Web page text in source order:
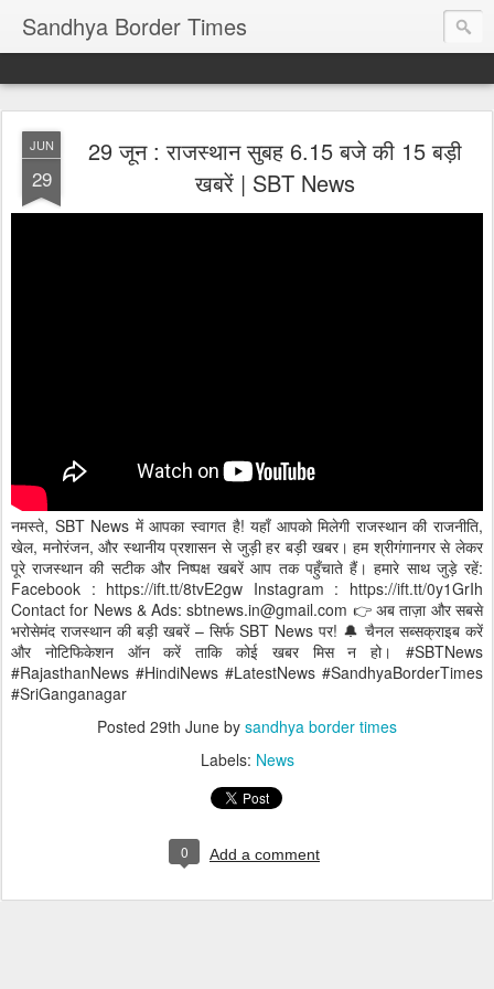
Sandhya Border Times
JUN
29
29 जून : राजस्थान सुबह 6.15 बजे की 15 बड़ी
खबरें | SBT News
नमस्ते, SBT News में आपका स्वागत है! यहाँ आपको मिलेगी राजस्थान की राजनीति,
खेल, मनोरंजन, और स्थानीय प्रशासन से जुड़ी हर बड़ी खबर। हम श्रीगंगानगर से लेकर
पूरे राजस्थान की सटीक और निष्पक्ष खबरें आप तक पहुँचाते हैं। हमारे साथ जुड़े रहें:
Facebook : https://ift.tt/8tvE2gw Instagram : https://ift.tt/0y1GrIh
Contact for News & Ads: sbtnews.in@gmail.com 👉 अब ताज़ा और सबसे
भरोसेमंद राजस्थान की बड़ी खबरें – सिर्फ SBT News पर! 🔔 चैनल सब्सक्राइब करें
और नोटिफिकेशन ऑन करें ताकि कोई खबर मिस न हो। #SBTNews
#RajasthanNews #HindiNews #LatestNews #SandhyaBorderTimes
#SriGanganagar
Posted 29th June by sandhya border times
Labels: News
0 Add a comment